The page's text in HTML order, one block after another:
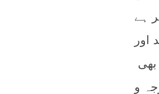
ہے
اور
و